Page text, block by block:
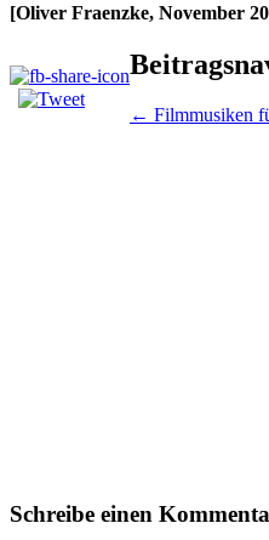
[Oliver Fraenzke, November
← Filmmusiken
Schreibe einen